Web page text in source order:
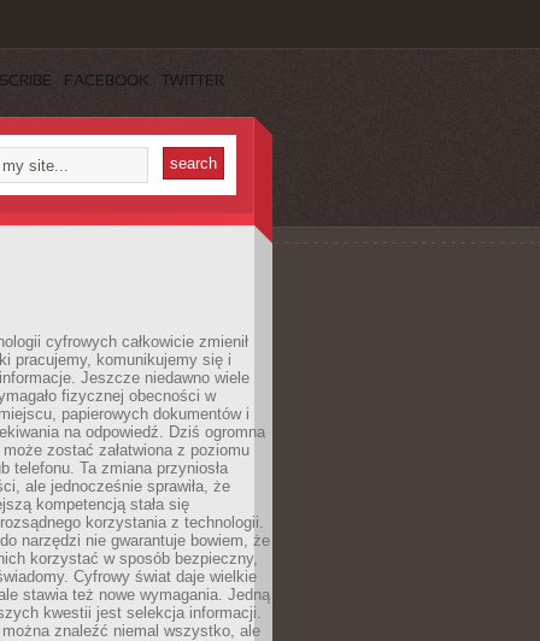
FACEBOOK TWITTER
cyfrowych całkowicie zmienił
pracujemy, komunikujemy się i
Jeszcze niedawno wiele
fizycznej obecności w
papierowych dokumentów i
na odpowiedź. Dziś ogromna
zostać załatwiona z poziomu
telefonu. Ta zmiana przyniosła
ale jednocześnie sprawiła, że
kompetencją stała się
korzystania z technologii.
narzędzi nie gwarantuje bowiem, że
korzystać w sposób bezpieczny,
Cyfrowy świat daje wielkie
stawia też nowe wymagania. Jedną
kwestii jest selekcja informacji.
znaleźć niemal wszystko, ale